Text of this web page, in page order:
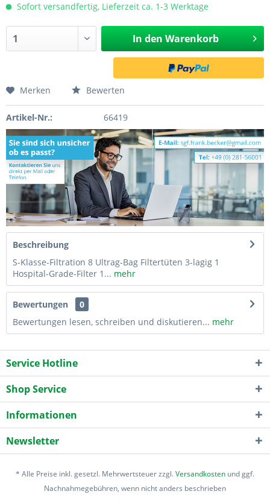
Sofort versandfertig, Lieferzeit ca. 1-3 Werktage
In den Warenkorb
Merken Bewerten
Artikel-Nr.: 66419
Beschreibung
S-Klasse-Filtration 8 Ultrag-Bag Filtertüten 3-lagig 1
Hospital-Grade-Filter 1... mehr
Bewertungen
0
Bewertungen lesen, schreiben und diskutieren... mehr
Service Hotline
Shop Service
Informationen
Newsletter
* Alle Preise inkl. gesetzl. Mehrwertsteuer zzgl.Versandkosten und ggf.
Nachnahmegebühren, wenn nicht anders beschrieben